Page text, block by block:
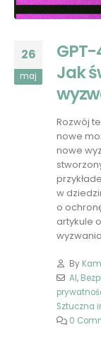
26
maj
Jak
Rozwój
nowe
nowe
w
o
artykule
By
AI,
Sztuczna
0